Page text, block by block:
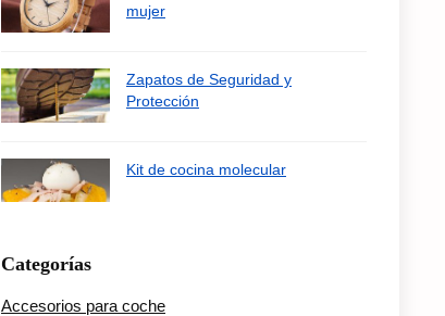
mujer
Zapatos de Seguridad y
Protección
Kit de cocina molecular
Categorías
Accesorios para coche